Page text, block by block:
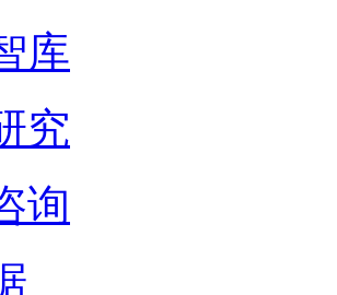
库
究
询